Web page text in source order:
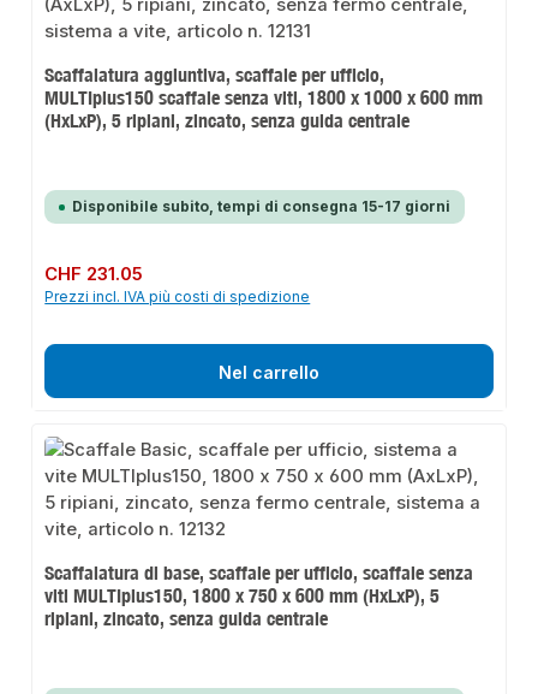
Scaffalatura aggiuntiva, scaffale per ufficio,
MULTIplus150 scaffale senza viti, 1800 x 1000 x 600 mm
(HxLxP), 5 ripiani, zincato, senza guida centrale
Disponibile subito, tempi di consegna 15-17 giorni
Prezzo normale:
CHF 231.05
Prezzi incl. IVA più costi di spedizione
Nel carrello
Scaffalatura di base, scaffale per ufficio, scaffale senza
viti MULTIplus150, 1800 x 750 x 600 mm (HxLxP), 5
ripiani, zincato, senza guida centrale